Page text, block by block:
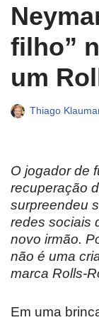
filho”
um
Thiago
O jogador de
recuperação
surpreendeu
redes sociais
novo irmão.
não é uma
marca Rolls-
Em uma